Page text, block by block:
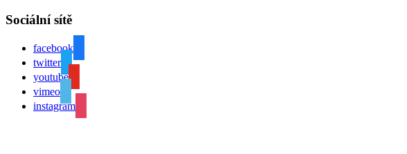
Sociální sítě
facebook
twitter
youtube
vimeo
instagram